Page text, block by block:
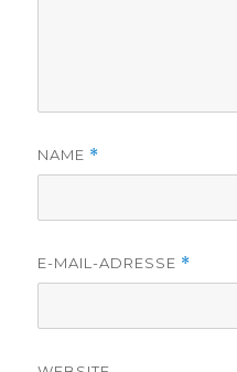
NAME *
E-MAIL-ADRESSE *